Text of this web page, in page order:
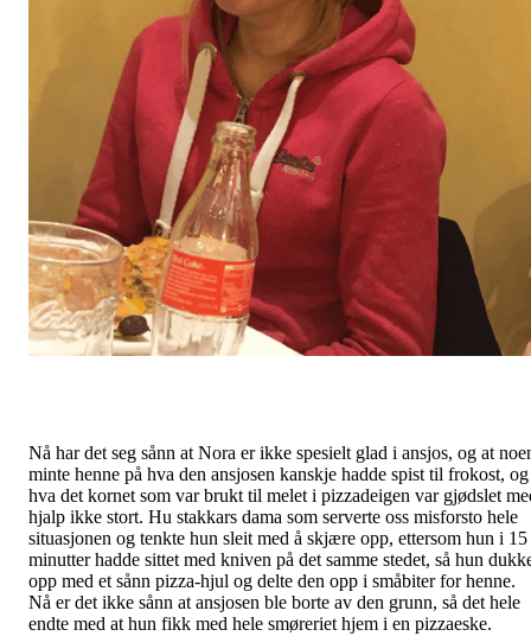
Nå har det seg sånn at Nora er ikke spesielt glad i ansjos, og at
minte henne på hva den ansjosen kanskje hadde spist til frokost, og
hva det kornet som var brukt til melet i pizzadeigen var gjødslet
hjalp ikke stort. Hu stakkars dama som serverte oss misforsto hele
situasjonen og tenkte hun sleit med å skjære opp, ettersom hun i 15
minutter hadde sittet med kniven på det samme stedet, så hun
opp med et sånn pizza-hjul og delte den opp i småbiter for henne.
Nå er det ikke sånn at ansjosen ble borte av den grunn, så det hele
endte med at hun fikk med hele smøreriet hjem i en pizzaeske.